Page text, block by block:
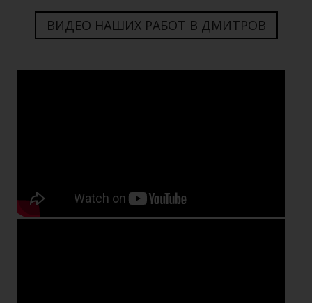
ВИДЕО НАШИХ РАБОТ В ДМИТРОВ